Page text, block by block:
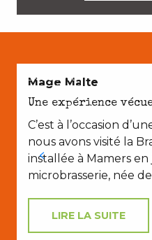
EN COUPLE
Mage Malte
Une expérience
C’est à l’occasion
nous avons visité la
installée à Mamers en
microbrasserie, née de
LIRE LA SUITE